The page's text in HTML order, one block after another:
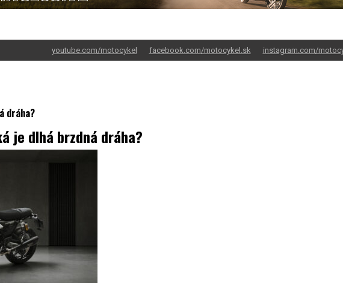
youtube.com/motocykel facebook.com/motocykel.sk instagram.com/
dráha?
je dlhá brzdná dráha?